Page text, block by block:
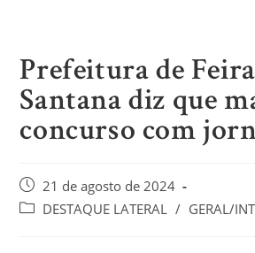
Prefeitura de
Santana diz que
concurso com
21 de agosto de 2024
DESTAQUE LATERAL / GERAL/